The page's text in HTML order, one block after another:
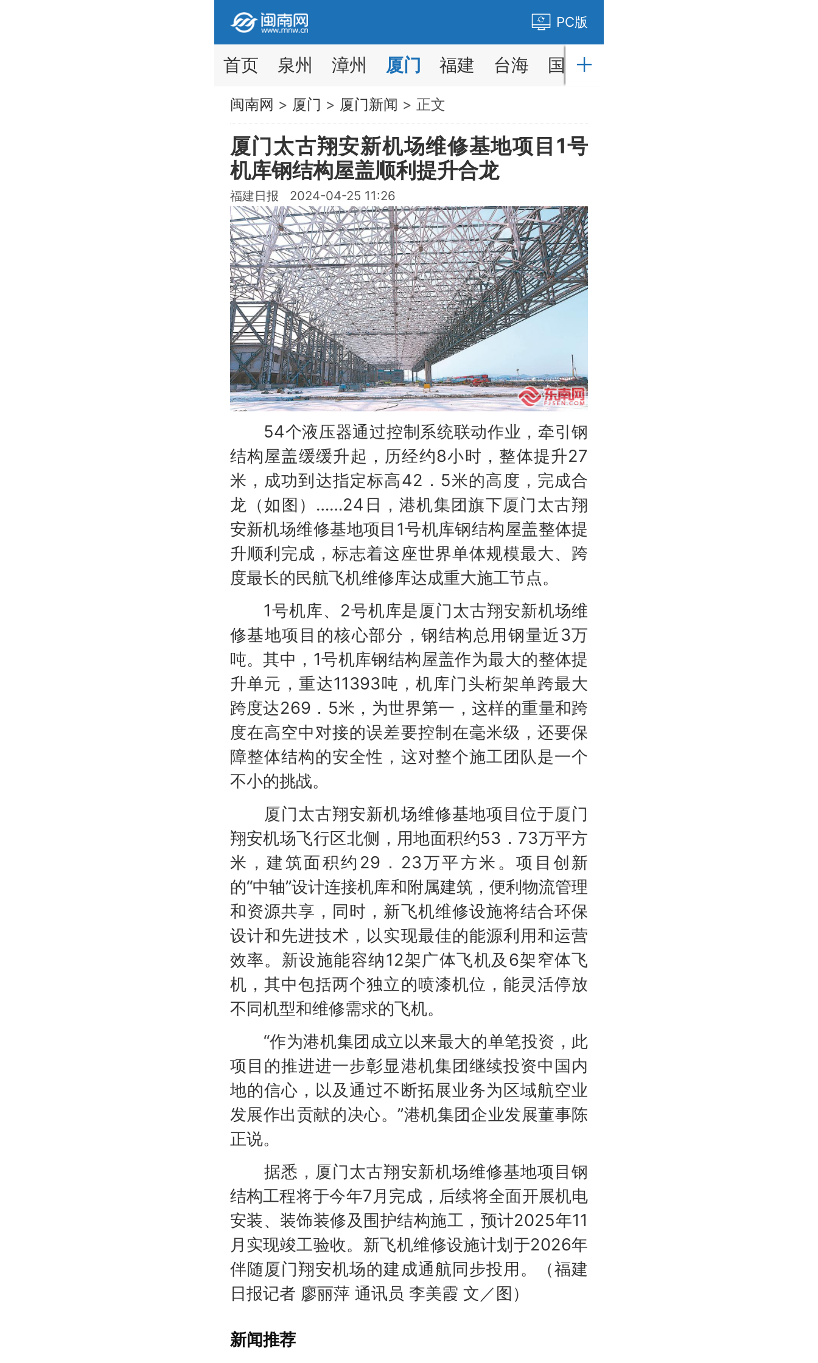
PC版
首页 泉州 漳州 厦门 福建 台海 国内
闽南网 > 厦门 > 厦门新闻 > 正文
厦门太古翔安新机场维修基地项目1号
机库钢结构屋盖顺利提升合龙
福建日报 2024-04-25 11:26
54个液压器通过控制系统联动作业，牵引钢
结构屋盖缓缓升起，历经约8小时，整体提升27
米，成功到达指定标高42．5米的高度，完成合
龙（如图）……24日，港机集团旗下厦门太古翔
安新机场维修基地项目1号机库钢结构屋盖整体提
升顺利完成，标志着这座世界单体规模最大、跨
度最长的民航飞机维修库达成重大施工节点。
1号机库、2号机库是厦门太古翔安新机场维
修基地项目的核心部分，钢结构总用钢量近3万
吨。其中，1号机库钢结构屋盖作为最大的整体提
升单元，重达11393吨，机库门头桁架单跨最大
跨度达269．5米，为世界第一，这样的重量和跨
度在高空中对接的误差要控制在毫米级，还要保
障整体结构的安全性，这对整个施工团队是一个
不小的挑战。
厦门太古翔安新机场维修基地项目位于厦门
翔安机场飞行区北侧，用地面积约53．73万平方
米，建筑面积约29．23万平方米。项目创新
的“中轴”设计连接机库和附属建筑，便利物流管理
和资源共享，同时，新飞机维修设施将结合环保
设计和先进技术，以实现最佳的能源利用和运营
效率。新设施能容纳12架广体飞机及6架窄体飞
机，其中包括两个独立的喷漆机位，能灵活停放
不同机型和维修需求的飞机。
“作为港机集团成立以来最大的单笔投资，此
项目的推进进一步彰显港机集团继续投资中国内
地的信心，以及通过不断拓展业务为区域航空业
发展作出贡献的决心。”港机集团企业发展董事陈
正说。
据悉，厦门太古翔安新机场维修基地项目钢
结构工程将于今年7月完成，后续将全面开展机电
安装、装饰装修及围护结构施工，预计2025年11
月实现竣工验收。新飞机维修设施计划于2026年
伴随厦门翔安机场的建成通航同步投用。（福建
日报记者 廖丽萍 通讯员 李美霞 文／图）
新闻推荐